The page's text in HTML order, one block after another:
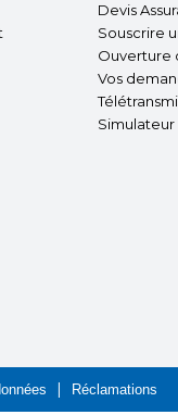
Devis
Souscrire
Ouverture
Vos
Réclamations